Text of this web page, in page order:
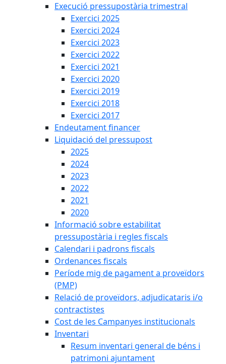
Execució pressupostària trimestral
Exercici 2025
Exercici 2024
Exercici 2023
Exercici 2022
Exercici 2021
Exercici 2020
Exercici 2019
Exercici 2018
Exercici 2017
Endeutament financer
Liquidació del pressupost
2025
2024
2023
2022
2021
2020
Informació sobre estabilitat
pressupostària i regles fiscals
Calendari i padrons fiscals
Ordenances fiscals
Període mig de pagament a proveïdors
(PMP)
Relació de proveïdors, adjudicataris i/o
contractistes
Cost de les Campanyes institucionals
Inventari
Resum inventari general de béns i
patrimoni ajuntament